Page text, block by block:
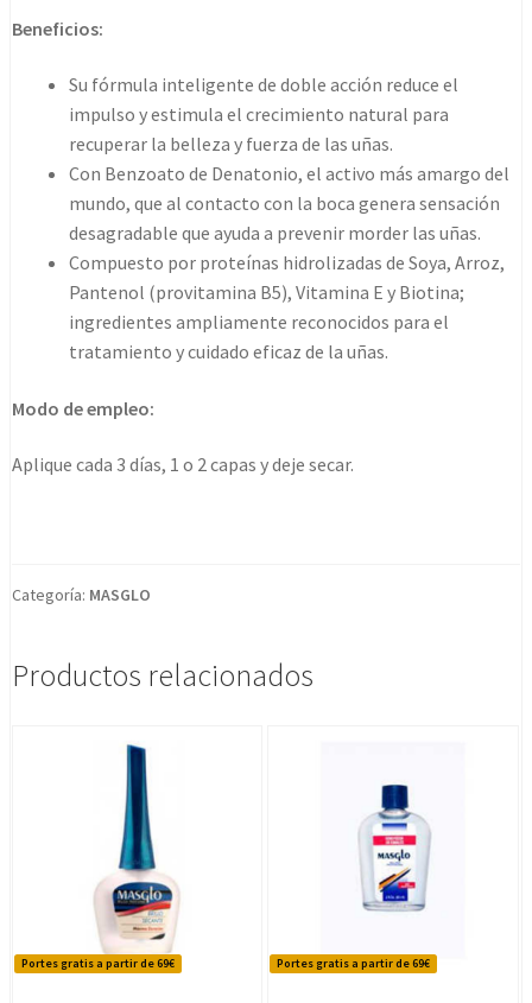
Beneficios:
Su fórmula inteligente de doble acción reduce el
impulso y estimula el crecimiento natural para
recuperar la belleza y fuerza de las uñas.
Con Benzoato de Denatonio, el activo más amargo del
mundo, que al contacto con la boca genera sensación
desagradable que ayuda a prevenir morder las uñas.
Compuesto por proteínas hidrolizadas de Soya, Arroz,
Pantenol (provitamina B5), Vitamina E y Biotina;
ingredientes ampliamente reconocidos para el
tratamiento y cuidado eficaz de la uñas.
Modo de empleo:
Aplique cada 3 días, 1 o 2 capas y deje secar.
Categoría: MASGLO
Productos relacionados
Portes gratis a partir de 69€ Portes gratis a partir de 69€